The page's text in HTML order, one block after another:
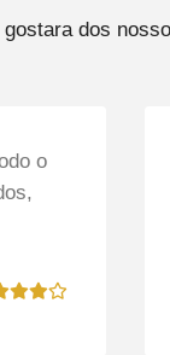
dos
o